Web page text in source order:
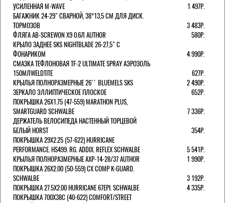
УСИЛЕННАЯ M-WAVE
1 497Р.
БАГАЖНИК 24-29" СВАРНОЙ, 38*13,5 СМ ДЛЯ ДИСК.
ТОРМОЗОВ
3 483Р.
ФЛЯГА AB-SCREWON X9 0.6Л AUTHOR
580Р.
КРЫЛО ЗАДНЕЕ SKS NIGHTBLADE 26-27,5" С
ФОНАРИКОМ
4 990Р.
СМАЗКА ТЕФЛОНОВАЯ TF-2 ULTIMATE SPRAY АЭРОЗОЛЬ
150МЛWELDTITE
627Р.
КРЫЛЬЯ ПОЛНОРАЗМЕРНЫЕ 26'' BLUEMELS SKS
2 490Р.
ЗЕРКАЛО ЭЛЛИПТИЧЕСКОЕ ПЛОСКОЕ
652Р.
ПОКРЫШКА 26X1.75 (47-559) MARATHON PLUS,
SMARTGUARD SCHWALBE
7 336Р.
ДЕРЖАТЕЛЬ ВЕЛОCИПЕДА НАСТЕННЫЙ ТОРЦЕВОЙ
БЕЛЫЙ HORST
354Р.
ПОКРЫШКА 29X2.25 (57-622) HURRICANE
PERFORMANCE. HS499. RG. ADDIX. REFLEX SCHWALBE
5 541Р.
КРЫЛЬЯ ПОЛНОРАЗМЕРНЫЕ AXP-14-28/37 AUTHOR
1 990Р.
ПОКРЫШКА 26X2.00 (50-559) CX COMP K-GUARD.
SCHWALBE
3 192Р.
ПОКРЫШКА 27.5X2.00 HURRICANE 67EPI. SCHWALBE
4 335Р.
ПОКРЫШКА 700X38С (40-622) COMFORT/STREET